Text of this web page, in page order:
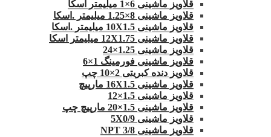
قلاویز ماشینی 6×1 میلیمتر اسکا
قلاویز ماشینی 8×1.25 میلیمتر .اسکا
قلاویز ماشینی 10X1.5 میلیمتر .اسکا
قلاویز ماشینی 12X1.75 میلیمتر اسکا
قلاویز ماشینی 1.25×24
قلاویز ماشینی فورمینگ 1×6
قلاویز دنده کبریتی 2×10 چپ
قلاویز ماشینی 16X1.5 مارپیچ
قلاویز ماشینی 1.5×12
قلاویز ماشینی 1.5×20 مارپیچ چپ
قلاویز ماشینی 5X0/9
قلاویز ماشینی 3/8 NPT